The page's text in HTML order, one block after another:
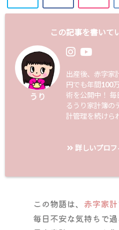
この記事を書いて
うり
出産後、赤字家
円でも年間100
術を公開中！ 毎
るうり家計簿の
計管理を続けら
詳しいプロ